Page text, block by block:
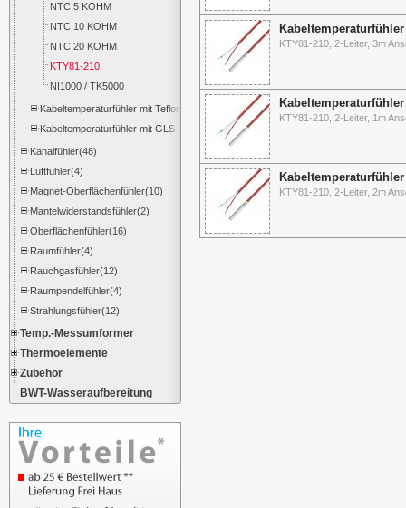
NTC 5 KOHM
NTC 10 KOHM
NTC 20 KOHM
KTY81-210
NI1000 / TK5000
Kabeltemperaturfühler mit Teflonleitung
Kabeltemperaturfühler mit GLS-Leitung
Kanalfühler(48)
Luftfühler(4)
Magnet-Oberflächenfühler(10)
Mantelwiderstandsfühler(2)
Oberflächenfühler(16)
Raumfühler(4)
Rauchgasfühler(12)
Raumpendelfühler(4)
Strahlungsfühler(12)
Temp.-Messumformer
Thermoelemente
Zubehör
BWT-Wasseraufbereitung
KTY81-210, 2-Leiter, 3m
KTY81-210, 2-Leiter, 1m
KTY81-210, 2-Leiter, 2m